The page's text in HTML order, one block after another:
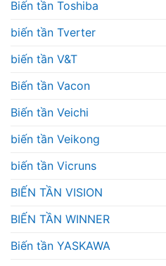
Biến tần Toshiba
biến tần Tverter
biến tần V&T
Biến tần Vacon
Biến tần Veichi
biến tần Veikong
biến tần Vicruns
BIẾN TẦN VISION
BIẾN TẦN WINNER
Biến tần YASKAWA